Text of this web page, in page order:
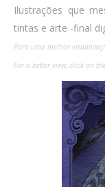
Ilustrações que
tintas e arte -final
Para uma melhor
For a better view, click on